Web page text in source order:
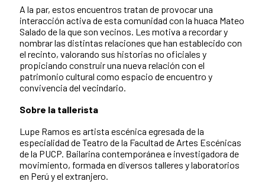
A la par, estos encuentros tratan de provocar una
interacción activa de esta comunidad con la huaca Mateo
Salado de la que son vecinos. Les motiva a recordar y
nombrar las distintas relaciones que han establecido con
el recinto, valorando sus historias no oficiales y
propiciando construir una nueva relación con el
patrimonio cultural como espacio de encuentro y
convivencia del vecindario.
Sobre la tallerista
Lupe Ramos es artista escénica egresada de la
especialidad de Teatro de la Facultad de Artes Escénicas
de la PUCP. Bailarina contemporánea e investigadora de
movimiento, formada en diversos talleres y laboratorios
en Perú y el extranjero.